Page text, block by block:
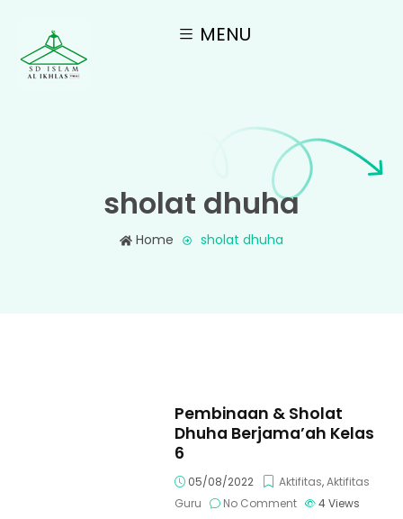
MENU
sholat dhuha
Home sholat dhuha
Pembinaan & Sholat
Dhuha Berjama’ah Kelas
6
05/08/2022 Aktifitas,Aktifitas
Guru
No Comment 4Views